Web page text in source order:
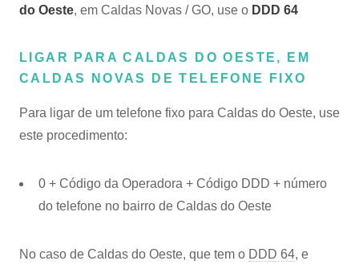
do Oeste, em Caldas Novas / GO, use o DDD 64
LIGAR PARA CALDAS DO OESTE, EM
CALDAS NOVAS DE TELEFONE FIXO
Para ligar de um telefone fixo para Caldas do Oeste, use
este procedimento:
0 + Código da Operadora + Código DDD + número
do telefone no bairro de Caldas do Oeste
No caso de Caldas do Oeste, que tem o DDD 64, e